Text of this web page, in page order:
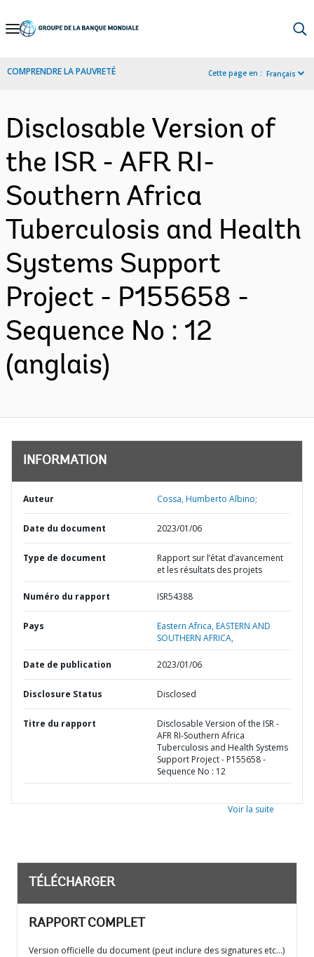
Skip
Navigation
COMPRENDRE LA PAUVRETÉ Cette page en : Français
Disclosable Version of
the ISR - AFR RI-
Southern Africa
Tuberculosis and Health
Systems Support
Project - P155658 -
Sequence No : 12
(anglais)
INFORMATION
Auteur Cossa, Humberto Albino;
Date du document 2023/01/06
Type de document
Rapport sur l’état d’avancement
et les résultats des projets
Numéro du rapport ISR54388
Pays Eastern Africa,EASTERN AND
SOUTHERN AFRICA,
Date de publication 2023/01/06
Disclosure Status Disclosed
Titre du rapport
Disclosable Version of the ISR -
AFR RI-Southern Africa
Tuberculosis and Health Systems
Support Project - P155658 -
Sequence No : 12
Voir la suite
TÉLÉCHARGER
RAPPORT COMPLET
Version officielle du document (peut inclure des signatures etc…)